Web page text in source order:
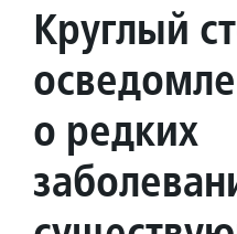
Круглый
о редких